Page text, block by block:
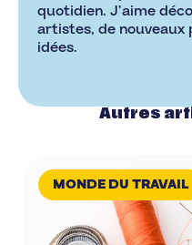
quotidien. J’aime
artistes, de nouveaux
idées.
Autres
MONDE DU TRAVAIL